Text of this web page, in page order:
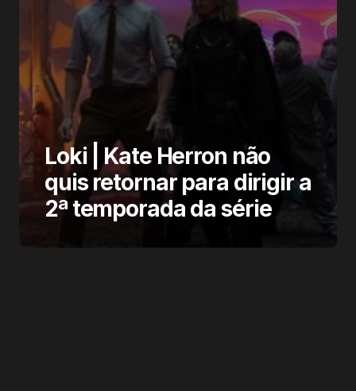
Loki | Kate Herron não
quis retornar para dirigir a
2ª temporada da série